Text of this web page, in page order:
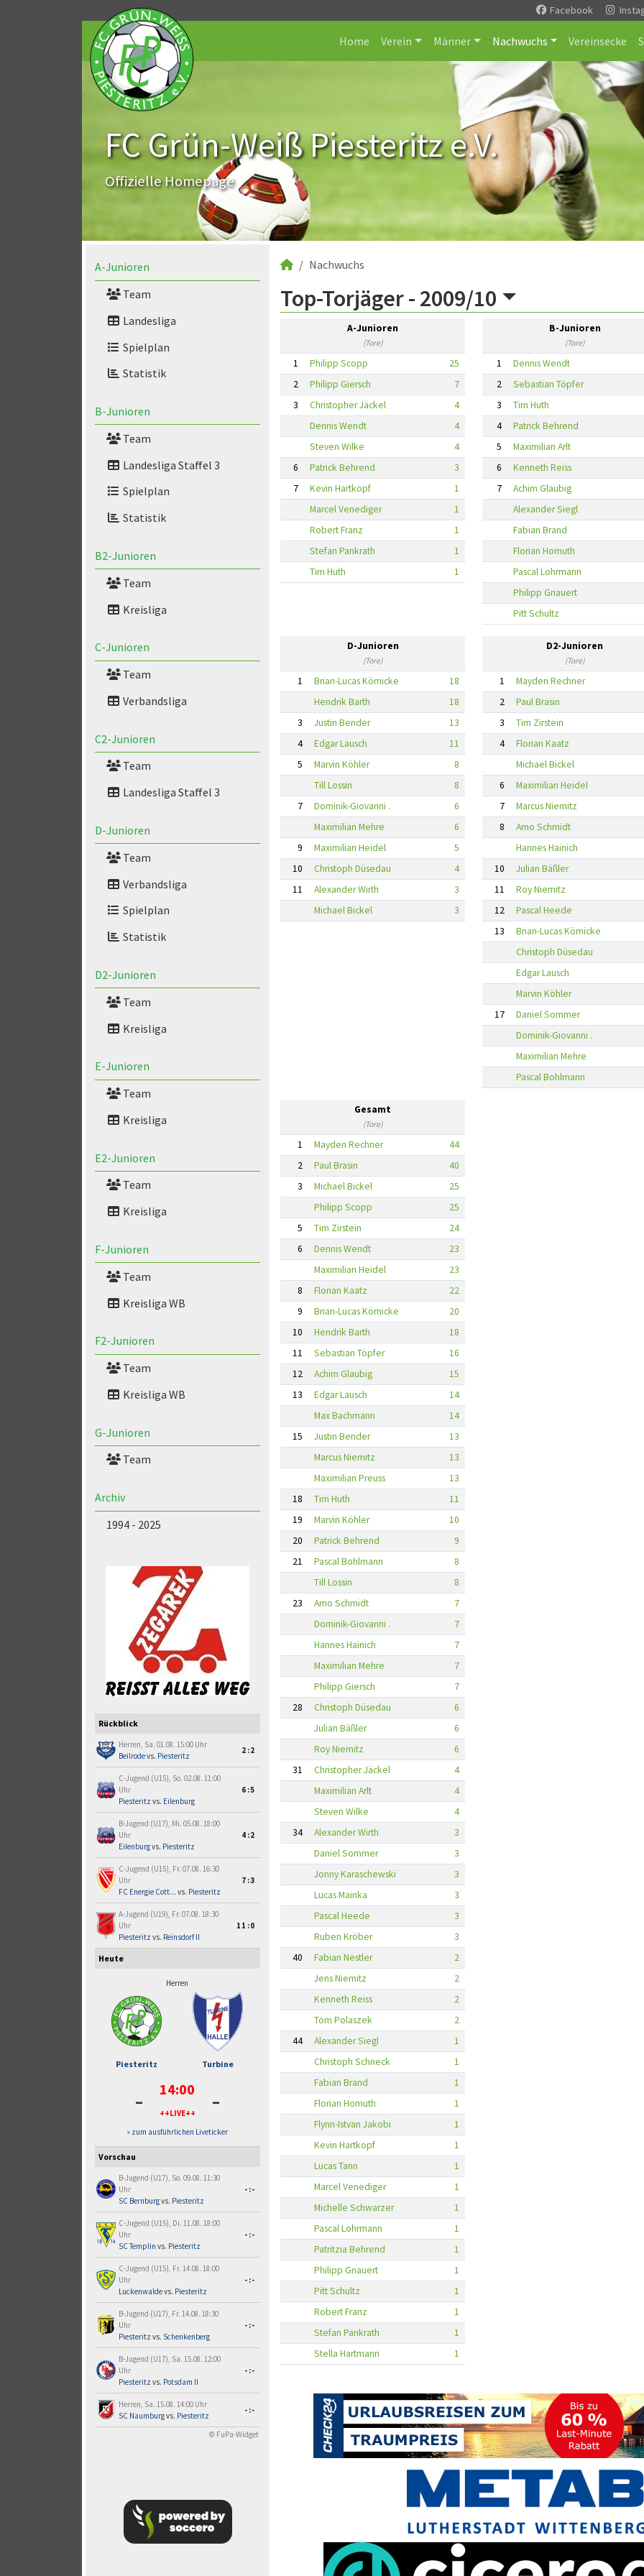
Facebook
Home Verein Männer Nachwuchs Vereinsecke
FC Grün-Weiß Piesteritz e.V.
Offizielle Homepage
A-Junioren
Team
Landesliga
Spielplan
Statistik
B-Junioren
Team
Landesliga Staffel 3
Spielplan
Statistik
B2-Junioren
Team
Kreisliga
C-Junioren
Team
Verbandsliga
C2-Junioren
Team
Landesliga Staffel 3
D-Junioren
Team
Verbandsliga
Spielplan
Statistik
D2-Junioren
Team
Kreisliga
E-Junioren
Team
Kreisliga
E2-Junioren
Team
Kreisliga
F-Junioren
Team
Kreisliga WB
F2-Junioren
Team
Kreisliga WB
G-Junioren
Team
Archiv
1994 - 2025
Rückblick
Herren, Sa. 01.08. 15:00 Uhr
Beilrodevs. Piesteritz
2:2
C-Jugend (U15), So. 02.08. 11:00
Uhr
Piesteritz vs. Eilenburg
6:5
B-Jugend (U17), Mi. 05.08. 18:00
Uhr
Eilenburgvs. Piesteritz
4:2
C-Jugend (U15), Fr. 07.08. 16:30
Uhr
FC Energie Cott... vs. Piesteritz
7:3
A-Jugend (U19), Fr. 07.08. 18:30
Uhr
Piesteritz vs. Reinsdorf II
11:0
Heute
Herren
Piesteritz Turbine
- 14:00
++LIVE++ -
» zum ausführlichen Liveticker
Vorschau
B-Jugend (U17), So. 09.08. 11:30
Uhr
SC Bernburgvs. Piesteritz
-:-
C-Jugend (U15), Di. 11.08. 18:00
Uhr
SC Templin vs. Piesteritz
-:-
C-Jugend (U15), Fr. 14.08. 18:00
Uhr
Luckenwaldevs. Piesteritz
-:-
B-Jugend (U17), Fr. 14.08. 18:30
Uhr
Piesteritz vs. Schenkenberg
-:-
B-Jugend (U17), Sa. 15.08. 12:00
Uhr
Piesteritz vs. Potsdam II
-:-
Herren, Sa. 15.08. 14:00 Uhr
SC Naumburgvs. Piesteritz
-:-
© FuPa-Widget
Nachwuchs
Top-Torjäger - 2009/10
A-Junioren
(Tore)
1 Philipp Scopp
25
2
Philipp Giersch
7
3
Christopher Jäckel
4
Dennis Wendt
4
Steven Wilke
4
6
Patrick Behrend
3
7
Kevin Hartkopf
1
Marcel Venediger
1
Robert Franz
1
Stefan Pankrath
1
Tim Huth
1
B-Junioren
(Tore)
1 Dennis Wendt
2
Sebastian Töpfer
3
Tim Huth
4
Patrick Behrend
5
Maximilian Arlt
6
Kenneth Reiss
7
Achim Glaubig
Alexander Siegl
Fabian Brand
Florian Homuth
Pascal Lohrmann
Philipp Gnauert
Pitt Schultz
D-Junioren
(Tore)
1 Brian-Lucas Körnicke
18
Hendrik Barth
18
3
Justin Bender
13
4
Edgar Lausch
11
5
Marvin Köhler
8
Till Lossin
8
7
Dominik-Giovanni .
6
Maximilian Mehre
6
9
Maximilian Heidel
5
10
Christoph Düsedau
4
11
Alexander Wirth
3
Michael Bickel
3
D2-Junioren
(Tore)
1 Mayden Rechner
2
Paul Brasin
3
Tim Zirstein
4
Florian Kaatz
Michael Bickel
6
Maximilian Heidel
7
Marcus Niemitz
8
Arno Schmidt
Hannes Hainich
10
Julian Bäßler
11
Roy Niemitz
12
Pascal Heede
13
Brian-Lucas Körnicke
Christoph Düsedau
Edgar Lausch
Marvin Köhler
17
Daniel Sommer
Dominik-Giovanni .
Maximilian Mehre
Pascal Bohlmann
Gesamt
(Tore)
1 Mayden Rechner
44
2
Paul Brasin
40
3
Michael Bickel
25
Philipp Scopp
25
5
Tim Zirstein
24
6
Dennis Wendt
23
Maximilian Heidel
23
8
Florian Kaatz
22
9
Brian-Lucas Körnicke
20
10
Hendrik Barth
18
11
Sebastian Töpfer
16
12
Achim Glaubig
15
13
Edgar Lausch
14
Max Bachmann
14
15
Justin Bender
13
Marcus Niemitz
13
Maximilian Preuss
13
18
Tim Huth
11
19
Marvin Köhler
10
20
Patrick Behrend
9
21
Pascal Bohlmann
8
Till Lossin
8
23
Arno Schmidt
7
Dominik-Giovanni .
7
Hannes Hainich
7
Maximilian Mehre
7
Philipp Giersch
7
28
Christoph Düsedau
6
Julian Bäßler
6
Roy Niemitz
6
31
Christopher Jäckel
4
Maximilian Arlt
4
Steven Wilke
4
34
Alexander Wirth
3
Daniel Sommer
3
Jonny Karaschewski
3
Lucas Mainka
3
Pascal Heede
3
Ruben Kröber
3
40
Fabian Nestler
2
Jens Niemitz
2
Kenneth Reiss
2
Tom Polaszek
2
44
Alexander Siegl
1
Christoph Schneck
1
Fabian Brand
1
Florian Homuth
1
Flynn-Istvan Jakobi
1
Kevin Hartkopf
1
Lucas Tann
1
Marcel Venediger
1
Michelle Schwarzer
1
Pascal Lohrmann
1
Patritzia Behrend
1
Philipp Gnauert
1
Pitt Schultz
1
Robert Franz
1
Stefan Pankrath
1
Stella Hartmann
1